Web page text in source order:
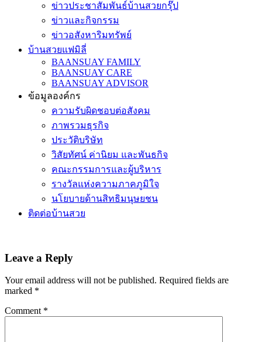
ข่าวประชาสัมพันธ์บ้านสวยกรุ๊ป
ข่าวและกิจกรรม
ข่าวอสังหาริมทรัพย์
บ้านสวยแฟมิลี่
BAANSUAY FAMILY
BAANSUAY CARE
BAANSUAY ADVISOR
ข้อมูลองค์กร
ความรับผิดชอบต่อสังคม
ภาพรวมธุรกิจ
ประวัติบริษัท
วิสัยทัศน์ ค่านิยม และพันธกิจ
คณะกรรมการและผู้บริหาร
รางวัลแห่งความภาคภูมิใจ
นโยบายด้านสิทธิมนุษยชน
ติดต่อบ้านสวย
Leave a Reply
Your email address will not be published. Required fields are
marked *
Comment *